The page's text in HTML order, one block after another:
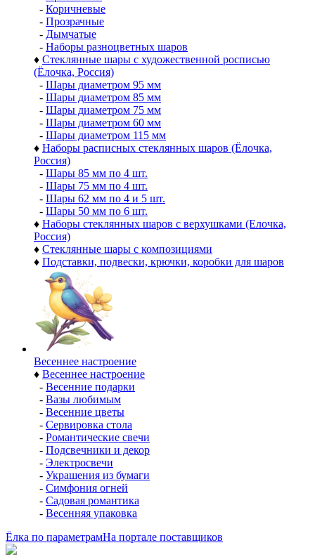
- Коричневые
- Прозрачные
- Дымчатые
- Наборы разноцветных шаров
♦ Стеклянные шары с художественной росписью
(Ёлочка, Россия)
- Шары диаметром 95 мм
- Шары диаметром 85 мм
- Шары диаметром 75 мм
- Шары диаметром 60 мм
- Шары диаметром 115 мм
♦ Наборы расписных стеклянных шаров (Ёлочка,
Россия)
- Шары 85 мм по 4 шт.
- Шары 75 мм по 4 шт.
- Шары 62 мм по 4 и 5 шт.
- Шары 50 мм по 6 шт.
♦ Наборы стеклянных шаров с верхушками (Елочка,
Россия)
♦ Стеклянные шары с композициями
♦ Подставки, подвески, крючки, коробки для шаров
Весеннее настроение
♦ Весеннее настроение
- Весенние подарки
- Вазы любимым
- Весенние цветы
- Сервировка стола
- Романтические свечи
- Подсвечники и декор
- Электросвечи
- Украшения из бумаги
- Симфония огней
- Садовая романтика
- Весенняя упаковка
Ёлка по параметрамНа портале поставщиков